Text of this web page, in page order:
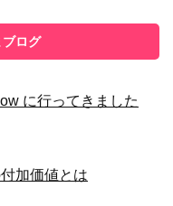
ログ
に行ってきました
加価値とは